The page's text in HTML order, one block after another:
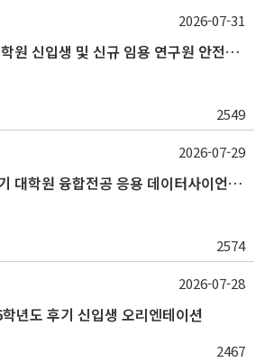
2026년 2학기 대학원 신입생 및 신규 임용 연구원 안전환경교육(신규교육) 실시 안내
2549
2026-07-31
2026학년도 2학기 대학원 융합전공 응용 데이터사이언스 선발 계획 알림
2574
2026-07-29
년도 후기 신입생 오리엔테이션
2467
2026-07-28